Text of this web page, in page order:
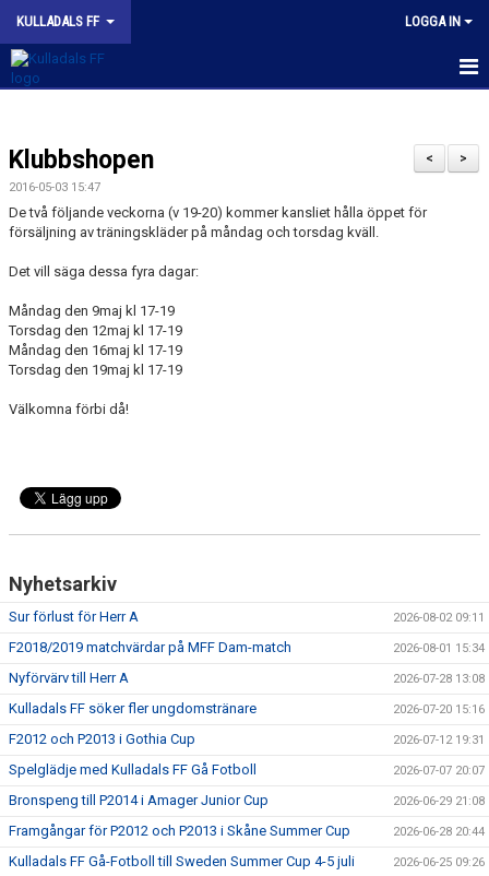
KULLADALS FF LOGGA IN
OM KLUBBEN
NYHETER
INFORMATION MED POLICY
DOKUMENT
INBETALNING
PROFILKLÄDER
KFF FACEBOOK
MEDLEM INTRESSEANMÄLAN
>
<
Klubbshopen
2016-05-03 15:47
De två följande veckorna (v 19-20) kommer kansliet hålla öppet för
försäljning av träningskläder på måndag och torsdag kväll.
Det vill säga dessa fyra dagar:
Måndag den 9maj kl 17-19
Torsdag den 12maj kl 17-19
Måndag den 16maj kl 17-19
Torsdag den 19maj kl 17-19
Välkomna förbi då!
Nyhetsarkiv
Sur förlust för Herr A 2026-08-02 09:11
F2018/2019 matchvärdar på MFF Dam-match 2026-08-01 15:34
Nyförvärv till Herr A 2026-07-28 13:08
Kulladals FF söker fler ungdomstränare 2026-07-20 15:16
F2012 och P2013 i Gothia Cup 2026-07-12 19:31
Spelglädje med Kulladals FF Gå Fotboll 2026-07-07 20:07
Bronspeng till P2014 i Amager Junior Cup 2026-06-29 21:08
Framgångar för P2012 och P2013 i Skåne Summer Cup 2026-06-28 20:44
Kulladals FF Gå-Fotboll till Sweden Summer Cup 4-5 juli 2026-06-25 09:26